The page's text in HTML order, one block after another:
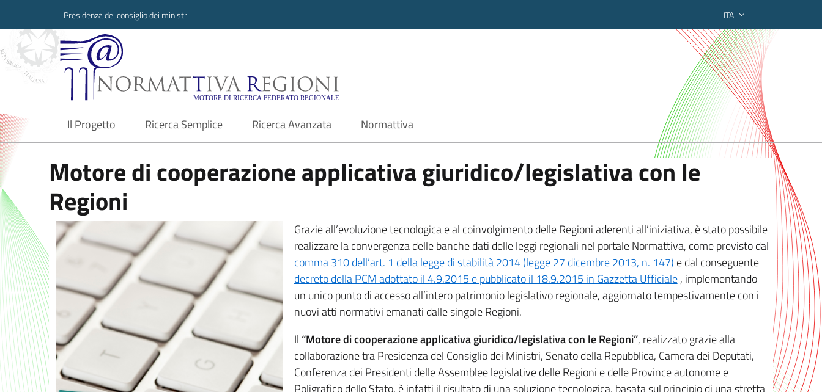
Presidenza del consiglio dei ministri ITA
Normattiva Regioni - Motore di ricerca federato regionale
Il Progetto
current Ricerca Semplice Ricerca Avanzata Normattiva
Motore di cooperazione applicativa giuridico/legislativa con le
Regioni
Grazie all’evoluzione tecnologica e al coinvolgimento delle Regioni aderenti all’iniziativa, è stato possibile
realizzare la convergenza delle banche dati delle leggi regionali nel portale Normattiva, come previsto dal
comma 310 dell’art. 1 della legge di stabilità 2014 (legge 27 dicembre 2013, n. 147) e dal conseguente
decreto della PCM adottato il 4.9.2015 e pubblicato il 18.9.2015 in Gazzetta Ufficiale, implementando
un unico punto di accesso all’intero patrimonio legislativo regionale, aggiornato tempestivamente con i
nuovi atti normativi emanati dalle singole Regioni.
Il “Motore di cooperazione applicativa giuridico/legislativa con le Regioni”, realizzato grazie alla
collaborazione tra Presidenza del Consiglio dei Ministri, Senato della Repubblica, Camera dei Deputati,
Conferenza dei Presidenti delle Assemblee legislative delle Regioni e delle Province autonome e
Poligrafico dello Stato, è infatti il risultato di una soluzione tecnologica, basata sul principio di una stretta